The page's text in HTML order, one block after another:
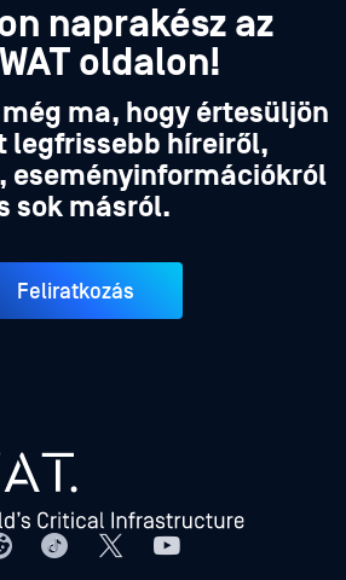
naprakész az
oldalon!
ma, hogy értesüljön
legfrissebb híreiről,
eseményinformációkról
sok másról.
Feliratkozás